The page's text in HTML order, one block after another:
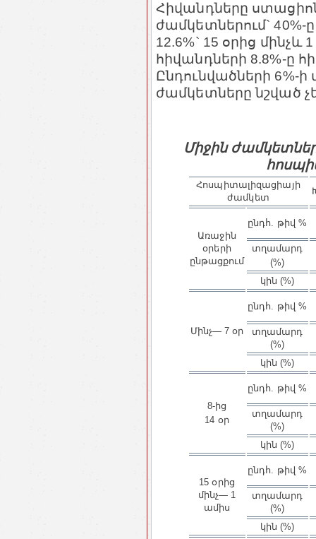
Հիվանդները
ժամկետներում` 40%-
12.6%` 15 օրից
հիվանդների 8.8%-ը
Ընդունվածների 6%-
ժամկետները նշված
Միջին
Հոսպիտալիզացիայի
ժամկետ
Առաջին
օրերի
ընթացքում
ընդհ. թիվ %
տղամարդ
(%)
կին (%)
Մինչ— 7 օր
ընդհ. թիվ %
տղամարդ
(%)
կին (%)
8-ից
14 օր
ընդհ. թիվ %
տղամարդ
(%)
կին (%)
15 օրից
մինչ— 1
ամիս
ընդհ. թիվ %
տղամարդ
(%)
կին (%)